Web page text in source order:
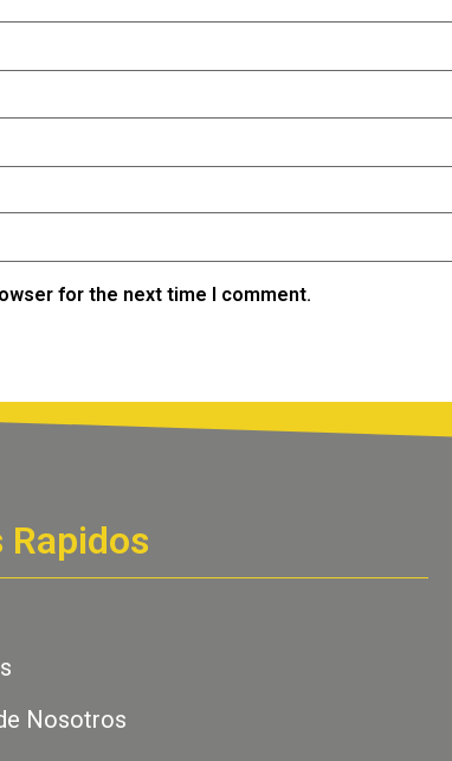
for the next time I comment.
Rapidos
Nosotros